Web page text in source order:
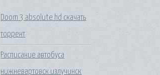
Doom 3 absolute hd скачать
торрент
Расписание автобуса
нижневартовск излучинск